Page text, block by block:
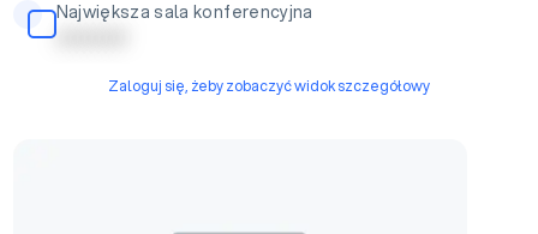
Największa sala konferencyjna
| | | | | | | | | |
Zaloguj się, żeby zobaczyć widok szczegółowy